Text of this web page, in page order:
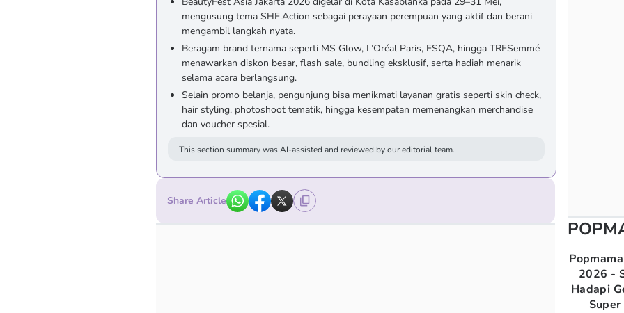
mengusung tema SHE.Action sebagai perayaan perempuan yang aktif dan berani
mengambil langkah nyata.
Beragam brand ternama seperti MS Glow, L’Oréal Paris, ESQA, hingga TRESemmé
menawarkan diskon besar, flash sale, bundling eksklusif, serta hadiah menarik
selama acara berlangsung.
Selain promo belanja, pengunjung bisa menikmati layanan gratis seperti skin check,
hair styling, photoshoot tematik, hingga kesempatan memenangkan merchandise
dan voucher spesial.
This section summary was AI-assisted and reviewed by our editorial team.
Share Article
2026 -
Hadapi